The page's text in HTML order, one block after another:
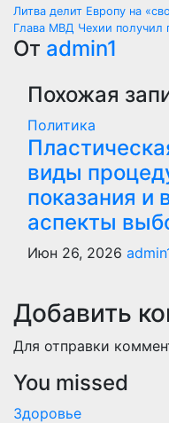
Навигация
по
записям
Литва делит Европу на
Глава МВД Чехии получил
От admin1
Похожая
Политика
виды
показания и
аспекты
Июн 26, 2026
Добавить
Для отправки
You missed
Здоровье